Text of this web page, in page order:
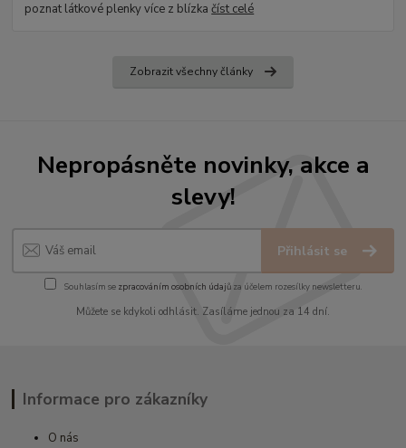
poznat látkové plenky více z blízkačíst celé
Zobrazit všechny články
Nepropásněte novinky, akce a
slevy!
Přihlásit se
Souhlasím se zpracováním osobních údajůza účelem rozesílky newsletteru.
Můžete se kdykoli odhlásit. Zasíláme jednou za 14 dní.
Informace pro zákazníky
O nás